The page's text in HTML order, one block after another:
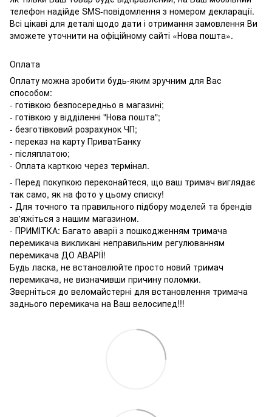
телефон надійде SMS-повідомлення з номером декларації.
Всі цікаві для деталі щодо дати і отримання замовлення Ви
зможете уточнити на офіційному сайті «Нова пошта».
Оплата
Оплату можна зробити будь-яким зручним для Вас
способом:
- готівкою безпосередньо в магазині;
- готівкою у відділенні "Нова пошта";
- безготівковий розрахунок ЧП;
- переказ на карту ПриватБанку
- післяплатою;
- Оплата карткою через термінал.
- Перед покупкою переконайтеся, що ваш тримач виглядає
так само, як на фото у цьому списку!
- Для точного та правильного підбору моделей та брендів
зв'яжіться з нашим магазином.
- ПРИМІТКА: Багато аварії з пошкодженням тримача
перемикача викликані неправильним регулюванням
перемикача ДО АВАРІЇ!
Будь ласка, не встановлюйте просто новий тримач
перемикача, не визначивши причину поломки.
Зверніться до веломайстерні для встановлення тримача
заднього перемикача на Ваш велосипед!!!